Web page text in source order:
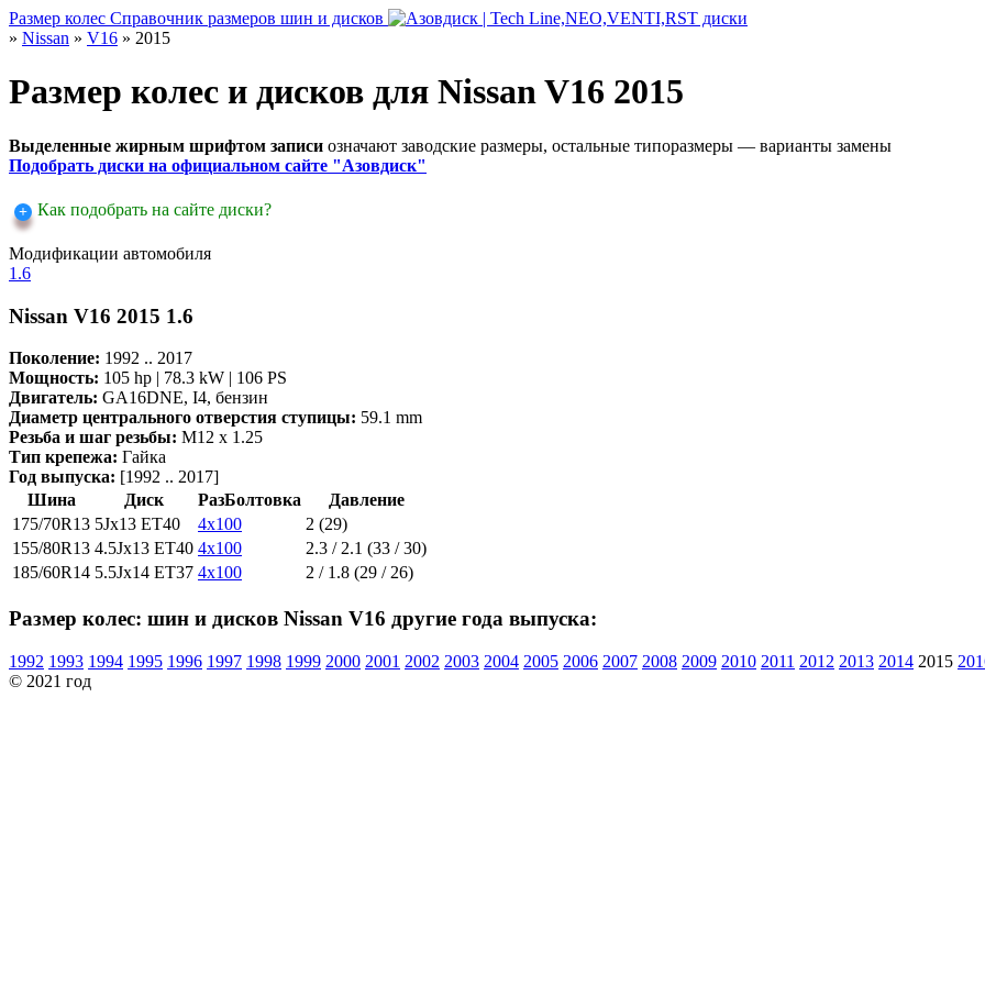
Размер колес Справочник размеров шин и дисков
» Nissan » V16 » 2015
Размер колес и дисков для Nissan V16 2015
Выделенные жирным шрифтом записи означают заводские размеры, остальные типоразмеры — варианты замены
Подобрать диски на официальном сайте "Азовдиск"
Как подобрать на сайте диски?
Модификации автомобиля
1.6
Nissan V16 2015 1.6
Поколение: 1992 .. 2017
Мощность: 105 hp | 78.3 kW | 106 PS
Двигатель: GA16DNE, I4, бензин
Диаметр центрального отверстия ступицы: 59.1 mm
Резьба и шаг резьбы: M12 x 1.25
Тип крепежа: Гайка
Год выпуска: [1992 .. 2017]
Шина
Диск РазБолтовка
Давление
175/70R13 5Jx13 ET40 4x100
2 (29)
155/80R13 4.5Jx13 ET40 4x100
2.3 / 2.1 (33 / 30)
185/60R14 5.5Jx14 ET37 4x100 2 / 1.8 (29 / 26)
Размер колес: шин и дисков Nissan V16 другие года выпуска:
1992 1993 1994 1995 1996 1997 1998 1999 2000 2001 2002 2003 2004 2005 2006 2007 2008 2009 2010 2011 2012 2013 2014 2015
© 2021 год